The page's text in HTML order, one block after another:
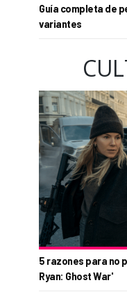
Guía completa de
variantes
5 razones para no
Ryan: Ghost War'